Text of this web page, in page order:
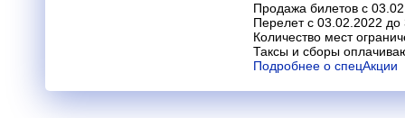
Продажа билетов с
Перелет с 03.02.2022 до
Количество мест
Таксы и сборы
Подробнее о спецАкции